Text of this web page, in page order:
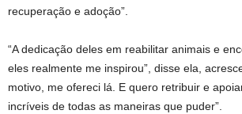
recuperação e adoção”.
“A dedicação deles em reabilitar animais e
eles realmente me inspirou”, disse ela,
motivo, me ofereci lá. E quero retribuir e
incríveis de todas as maneiras que puder”.